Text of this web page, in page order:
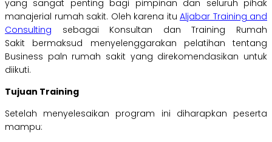
yang sangat penting bagi pimpinan dan seluruh pihak
manajerial rumah sakit. Oleh karena itu Aljabar Training and
Consulting sebagai Konsultan dan Training Rumah
Sakit bermaksud menyelenggarakan pelatihan tentang
Business paln rumah sakit yang direkomendasikan untuk
diikuti.
Tujuan Training
Setelah menyelesaikan program ini diharapkan peserta
mampu: